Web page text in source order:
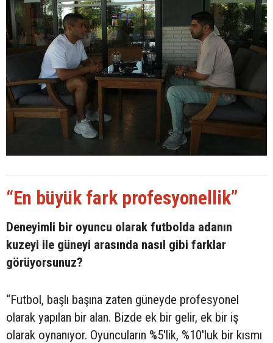
“En büyük fark profesyonellik”
Deneyimli bir oyuncu olarak futbolda adanın
kuzeyi ile güneyi arasında nasıl gibi farklar
görüyorsunuz?
“Futbol, başlı başına zaten güneyde profesyonel
olarak yapılan bir alan. Bizde ek bir gelir, ek bir iş
olarak oynanıyor. Oyuncuların %5'lik, %10'luk bir kısmı